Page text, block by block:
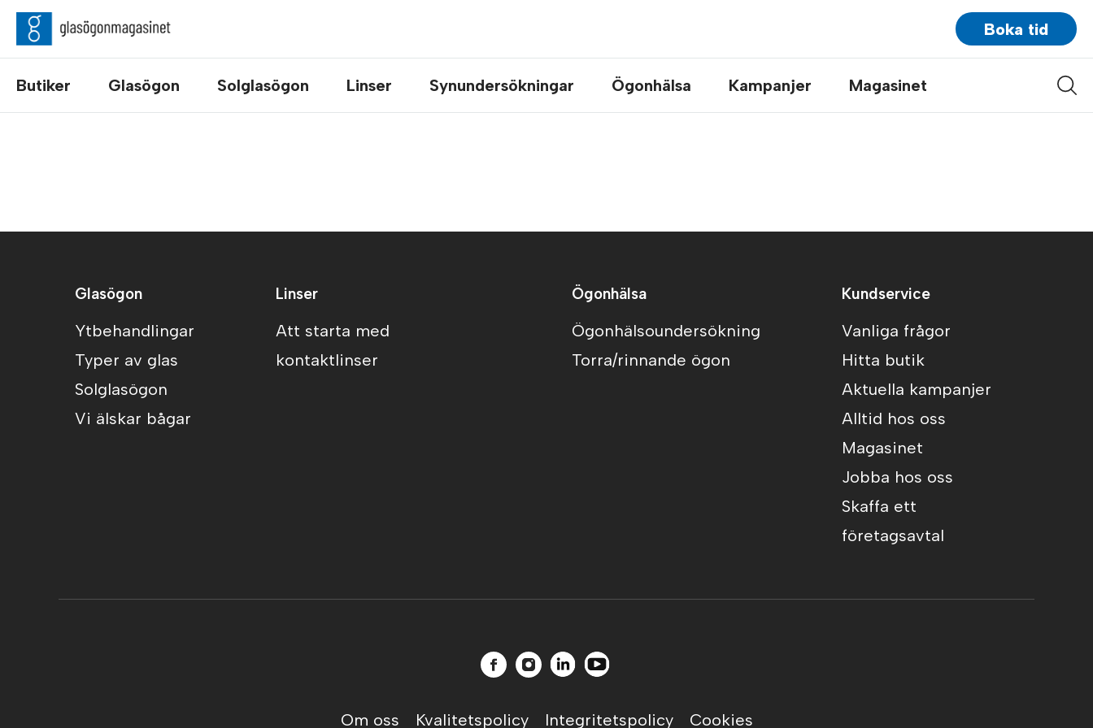
Boka tid
Butiker Glasögon Solglasögon Linser Synundersökningar Ögonhälsa Kampanjer Magasinet
Glasögon
Ytbehandlingar
Typer av glas
Solglasögon
Vi älskar bågar
Linser
Att starta med
kontaktlinser
Ögonhälsa
Ögonhälsoundersökning
Torra/rinnande ögon
Kundservice
Vanliga frågor
Hitta butik
Aktuella kampanjer
Alltid hos oss
Magasinet
Jobba hos oss
Skaffa ett
företagsavtal
Om oss Kvalitetspolicy Integritetspolicy Cookies